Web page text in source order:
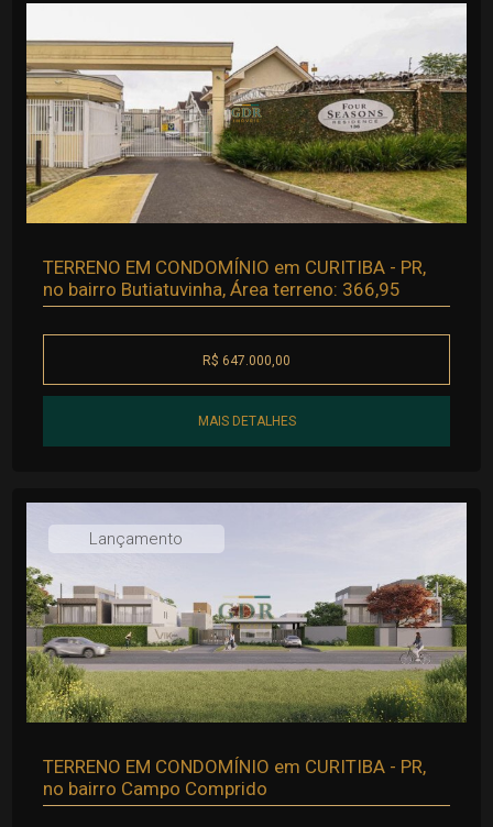
TERRENO EM CONDOMÍNIO em CURITIBA - PR,
no bairro Butiatuvinha, Área terreno: 366,95
R$ 647.000,00
MAIS DETALHES
Lançamento
TERRENO EM CONDOMÍNIO em CURITIBA - PR,
no bairro Campo Comprido